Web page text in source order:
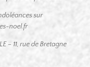
sur
noel.fr
– 11, rue de Bretagne